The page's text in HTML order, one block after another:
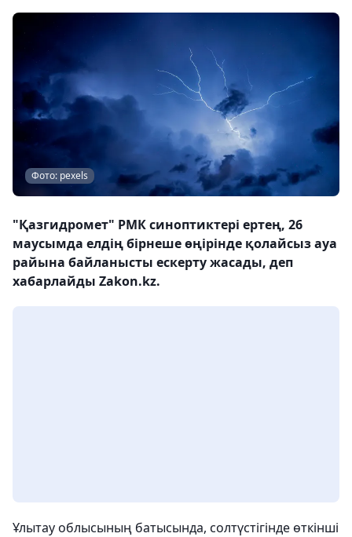
Фото: pexels
"Қазгидромет" РМК синоптиктері ертең, 26
маусымда елдің бірнеше өңірінде қолайсыз ауа
райына байланысты ескерту жасады, деп
хабарлайды Zakon.kz.
Ұлытау облысының батысында, солтүстігінде өткінші